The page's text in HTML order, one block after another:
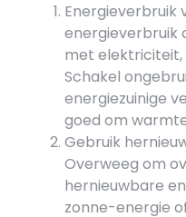
Energieverbruik
energieverbruik
met elektriciteit,
Schakel
energiezuinige
goed om
Gebruik
Overweeg om
hernieuwbare
zonne-energie